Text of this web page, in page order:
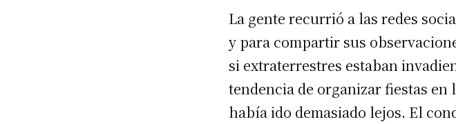
La gente recurrió a las redes
y para compartir sus
si extraterrestres estaban
tendencia de organizar fiestas en
había ido demasiado lejos. El